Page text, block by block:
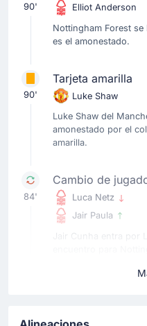
90'
Elliot Anderson
Nottingham Forest
es el amonestado.
90'
Tarjeta amarilla
Luke Shaw
Luke Shaw del
amonestado por el
amarilla.
84'
Cambio de
Luca Netz
Jair Paula
Jair Cunha entra por
James John